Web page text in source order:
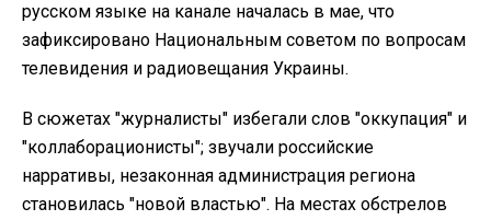
русском языке на канале началась в мае, что
зафиксировано Национальным советом по вопросам
телевидения и радиовещания Украины.
В сюжетах "журналисты" избегали слов "оккупация" и
"коллаборационисты"; звучали российские
нарративы, незаконная администрация региона
становилась "новой властью". На местах обстрелов